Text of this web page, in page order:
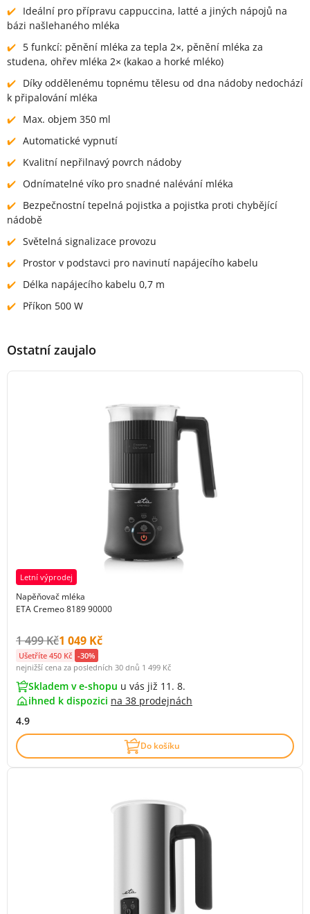
Ideální pro přípravu cappuccina, latté a jiných nápojů na
bázi našlehaného mléka
5 funkcí: pěnění mléka za tepla 2×, pěnění mléka za
studena, ohřev mléka 2× (kakao a horké mléko)
Díky oddělenému topnému tělesu od dna nádoby nedochází
k připalování mléka
Max. objem 350 ml
Automatické vypnutí
Kvalitní nepřilnavý povrch nádoby
Odnímatelné víko pro snadné nalévání mléka
Bezpečnostní tepelná pojistka a pojistka proti chybějící
nádobě
Světelná signalizace provozu
Prostor v podstavci pro navinutí napájecího kabelu
Délka napájecího kabelu 0,7 m
Příkon 500 W
Ostatní zaujalo
Letní výprodej
Napěňovač mléka
ETA Cremeo 8189 90000
Původní cena s DPH:
1 499 KčCena s DPH:
1 049 Kč
Ušetříte 450 Kč -30%
nejnižší cena za posledních 30 dnů 1 499 Kč
Skladem v e-shopu u vás již 11. 8.
ihned k dispozici na 38 prodejnách
4.9
Do košíku